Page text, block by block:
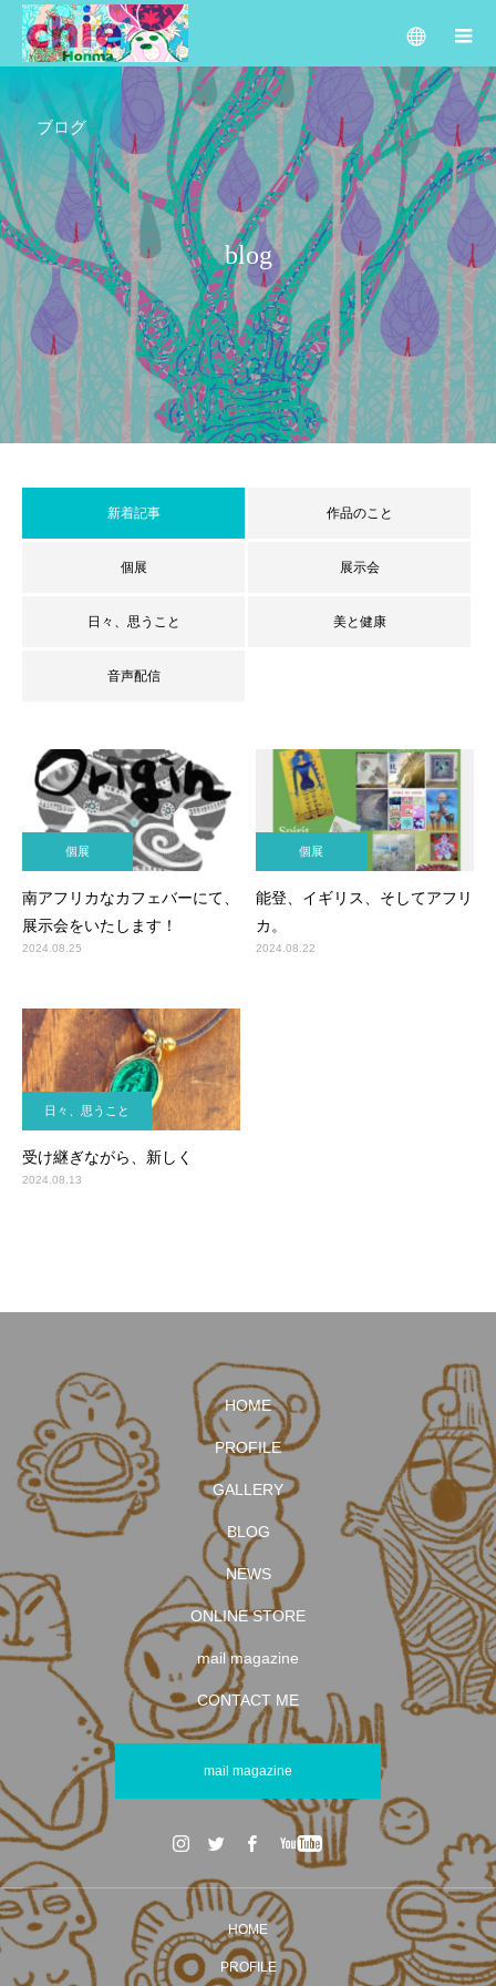
ブログ
blog
新着記事 作品のこと
個展 展示会
日々、思うこと 美と健康
音声配信
個展
南アフリカなカフェバーにて、
展示会をいたします！
2024.08.25
個展
能登、イギリス、そしてアフリ
カ。
2024.08.22
日々、思うこと
受け継ぎながら、新しく
2024.08.13
HOME
PROFILE
GALLERY
BLOG
NEWS
ONLINE STORE
mail magazine
CONTACT ME
mail magazine
HOME
PROFILE